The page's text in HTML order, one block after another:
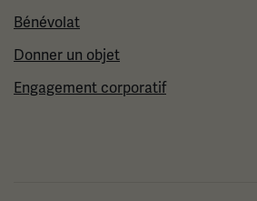
Bénévolat
Donner un objet
Engagement corporatif